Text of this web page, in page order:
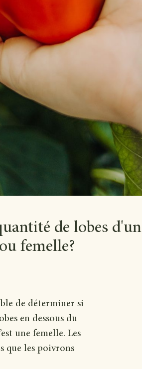
de lobes d'un
femelle?
de déterminer si
en dessous du
une femelle. Les
que les poivrons